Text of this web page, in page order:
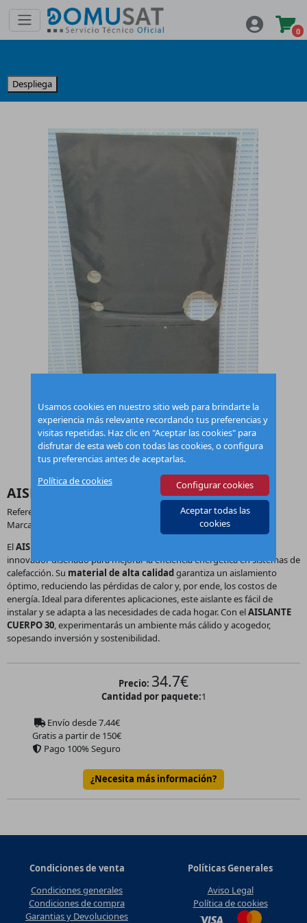
Usamos cookies en nuestro sitio web para brindarte la
experiencia más relevante recordando tus preferencias y
visitas repetidas. Haz clic en "Aceptar las cookies" para
disfrutar de esta web con todas las cookies, o configura
tus preferencias antes de aceptarlas.
Política de cookies
Configurar cookies
Aceptar todas las
cookies
0
Despliega
AISLANTE CUERPO 30 SAIS000008
Referencia:
Marca:
ElAISLANTE CUERPO 30
innovador diseñado para mejorar la eficiencia energética en sistemas de
calefacción. Su material de alta calidadgarantiza un aislamiento
óptimo, reduciendo las pérdidas de calor y, por ende, los costos de
energía. Ideal para diferentes aplicaciones, este aislante es fácil de
instalar y se adapta a las necesidades de cada hogar. Con elAISLANTE
CUERPO 30, experimentarás un ambiente más cálido y acogedor,
sopesando inversión y sostenibilidad.
Precio: 34.7€
Cantidad por paquete:1
Envío desde7.44€
Gratis a partir de 150€
Pago 100% Seguro
¿Necesita más información?
Condiciones de venta
Condiciones generales
Condiciones de compra
Garantias y Devoluciones
Políticas Generales
Aviso Legal
Política de cookies